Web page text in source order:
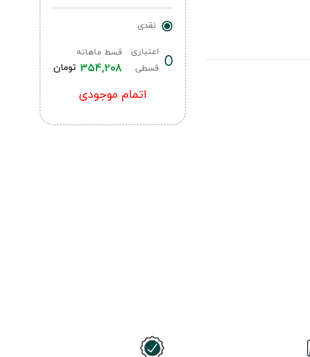
نقدی
اعتباری
قسطی
قسط ماهانه
354,208 تومان
اتمام موجودی